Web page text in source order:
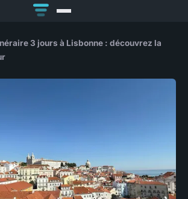
3 jours à Lisbonne : découvrez la